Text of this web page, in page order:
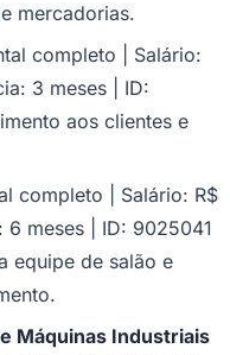
mercadorias.
completo | Salário:
3 meses | ID:
aos clientes e
completo | Salário: R$
meses | ID: 9025041
equipe de salão e
Máquinas Industriais